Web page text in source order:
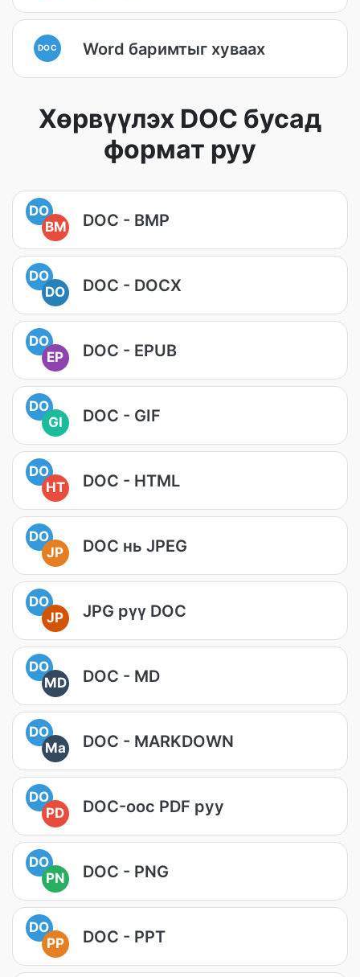
DOC Word баримтыг хуваах
Хөрвүүлэх DOC бусад
формат руу
DO
BM
DOC - BMP
DO
DO
DOC - DOCX
DO
EP
DOC - EPUB
DO
GI
DOC - GIF
DO
HT
DOC - HTML
DO
JP
DOC нь JPEG
DO
JP
JPG рүү DOC
DO
MD
DOC - MD
DO
Ma
DOC - MARKDOWN
DO
PD
DOC-оос PDF руу
DO
PN
DOC - PNG
DO
PP
DOC - PPT